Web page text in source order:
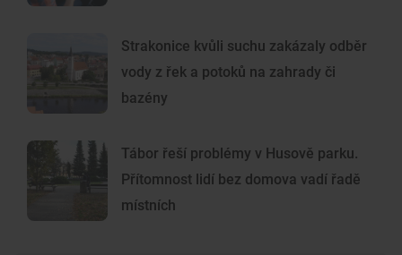
Strakonice kvůli suchu zakázaly odběr
vody z řek a potoků na zahrady či
bazény
Tábor řeší problémy v Husově parku.
Přítomnost lidí bez domova vadí řadě
místních